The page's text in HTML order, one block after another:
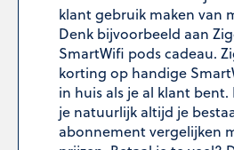
klant gebruik maken van
Denk bijvoorbeeld aan
SmartWifi pods cadeau.
korting op handige
in huis als je al klant bent.
je natuurlijk altijd je
abonnement vergelijken